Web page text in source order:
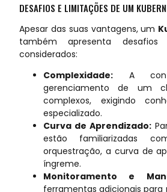
DESAFIOS E LIMITAÇÕES DE UM
Apesar das suas vantagens, um
também apresenta
considerados:
Complexidade: A
gerenciamento de um
complexos, exigindo
especializado.
Curva de Aprendizado:
estão familiarizadas
orquestração, a curva de
íngreme.
Monitoramento e
ferramentas adicionais